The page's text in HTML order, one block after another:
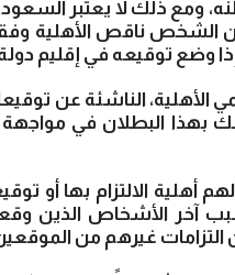
الشخص ناقص الأهلية
بهذا البطلان في مواجهة
آخر الأشخاص الذين